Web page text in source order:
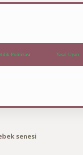
Politikası Yasal Uyarı
senesi